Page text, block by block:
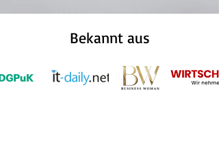
Bekannt aus